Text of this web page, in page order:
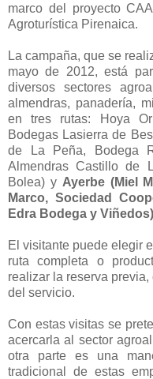
marco del proyecto
Agroturística Pirenaica.
La campaña, que se
mayo de 2012, está
diversos sectores
almendras, panadería,
en tres rutas: Hoya
Bodegas Lasierra de
de La Peña, Bodega
Almendras Castillo de
Bolea) y Ayerbe (Miel
Marco, Sociedad
Edra Bodega y
El visitante puede elegir
ruta completa o
realizar la reserva
del servicio.
Con estas visitas se
acercarla al sector
otra parte es una
tradicional de estas